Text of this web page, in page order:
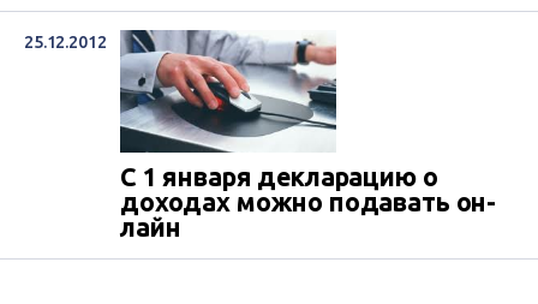
25.12.2012
С 1 января декларацию о
доходах можно подавать он-
лайн